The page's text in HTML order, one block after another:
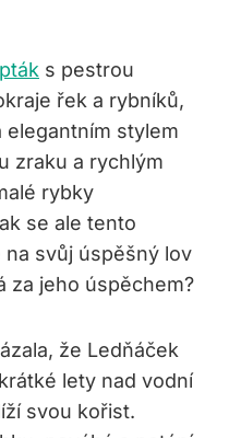
s pestrou
řek a rybníků,
elegantním stylem
zraku a rychlým
rybky
se ale tento
svůj úspěšný lov
za jeho úspěchem?
že Ledňáček
lety nad vodní
svou kořist.